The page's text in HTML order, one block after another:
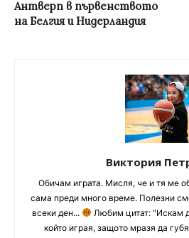
Антверп в първенството
на Белгия и Нидерландия
Виктория
Обичам играта. Мисля, че и тя ме
сама преди много време. Полезни
всеки ден...
Любим цитат: "Искам
който играя, защото мразя да